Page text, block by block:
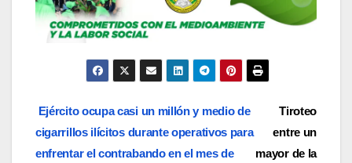
Navegación
de
Tiroteo
entre un
mayor de la
Ejército ocupa casi un millón y medio de
cigarrillos ilícitos durante operativos para
enfrentar el contrabando en el mes de